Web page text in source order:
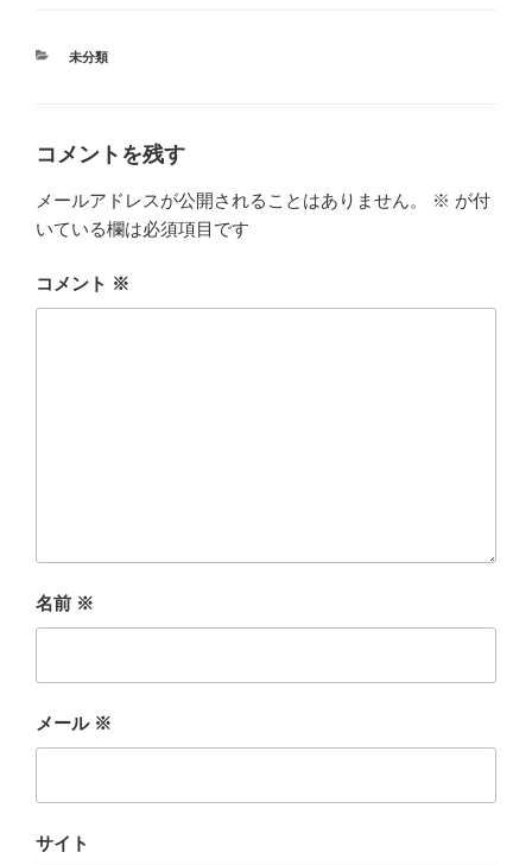
カ
未分類
コメントを残す
メールアドレスが公開されることはありません。 ※ が付
いている欄は必須項目です
コメント ※
名前 ※
メール ※
サイト